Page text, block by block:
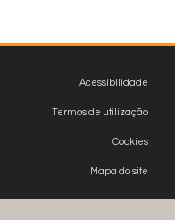
Acessibilidade
Termos de utilização
Cookies
Mapa do site